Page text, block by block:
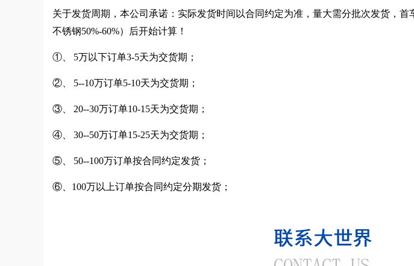
关于发货周期，本公司承诺：实际发货时间以合同约定为准，量大需分批次发货，首
不锈钢50%-60%）后开始计算！
①、 5万以下订单3-5天为交货期；
②、 5--10万订单5-10天为交货期；
③、 20--30万订单10-15天为交货期；
④、 30--50万订单15-25天为交货期；
⑤、 50--100万订单按合同约定发货；
⑥、100万以上订单按合同约定分期发货；